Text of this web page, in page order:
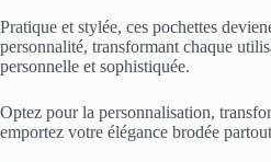
Pratique et stylée, ces pochettes
personnalité, transformant chaque
personnelle et sophistiquée.
Optez pour la personnalisation,
emportez votre élégance brodée